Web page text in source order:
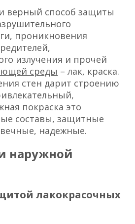
верный способ защиты
проникновения
излучения и прочей
среды – лак, краска.
стен дарит строению
покраска это
составы, защитные
надежные.
наружной
лакокрасочных